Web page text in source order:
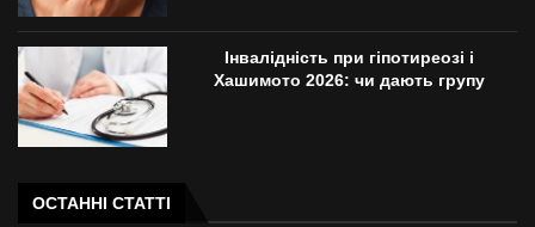
Інвалідність при гіпотиреозі і
Хашимото 2026: чи дають групу
ОСТАННІ СТАТТІ